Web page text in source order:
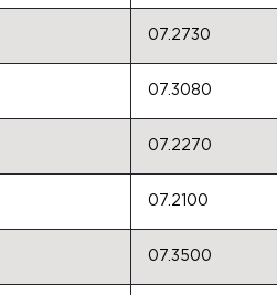
07.2730
07.3080
07.2270
07.2100
07.3500